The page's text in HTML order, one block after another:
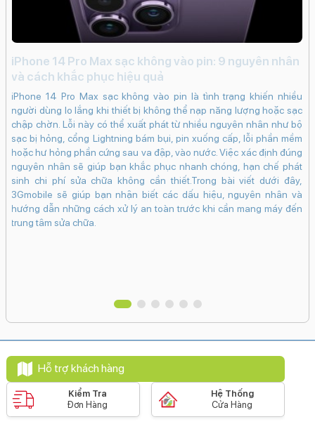
Jack tai nghe:Type-C
Tính năng đặc biệt:Âm thanh Dolby
cho Apple Pencil ProMở khóa bằng khuôn
mặt (Face ID)Kết nối bàn phím rờiKết nối
Apple Pencil ProHDR10Dolby VisionDCI-
P3Công nghệ True Tone4 micro4 loa stereo
Ghi âm:Có
Dung lượng pin: 31.29 Wh
Loại pin: Li-Po
Công nghệ pin: Sạc pin nhanh
Hỗ trợ sạc tối đa:
Thời điểm ra mắt:05/2024
Hãng: iPad (Apple).
iPhone 14 Pro Max sạc không vào pin: 9 nguyên nhân
và cách khắc phục hiệu quả
iPhone 14 Pro Max sạc không vào pin là tình trạng khiến nhiều
người dùng lo lắng khi thiết bị không thể nạp năng lượng hoặc sạc
chập chờn. Lỗi này có thể xuất phát từ nhiều nguyên nhân như bộ
sạc bị hỏng, cổng Lightning bám bụi, pin xuống cấp, lỗi phần mềm
hoặc hư hỏng phần cứng sau va đập, vào nước. Việc xác định đúng
nguyên nhân sẽ giúp bạn khắc phục nhanh chóng, hạn chế phát
sinh chi phí sửa chữa không cần thiết.Trong bài viết dưới đây,
3Gmobile sẽ giúp bạn nhận biết các dấu hiệu, nguyên nhân và
hướng dẫn những cách xử lý an toàn trước khi cần mang máy đến
trung tâm sửa chữa.
Hỗ trợ khách hàng
Kiểm Tra
Đơn Hàng
Hệ Thống
Cửa Hàng